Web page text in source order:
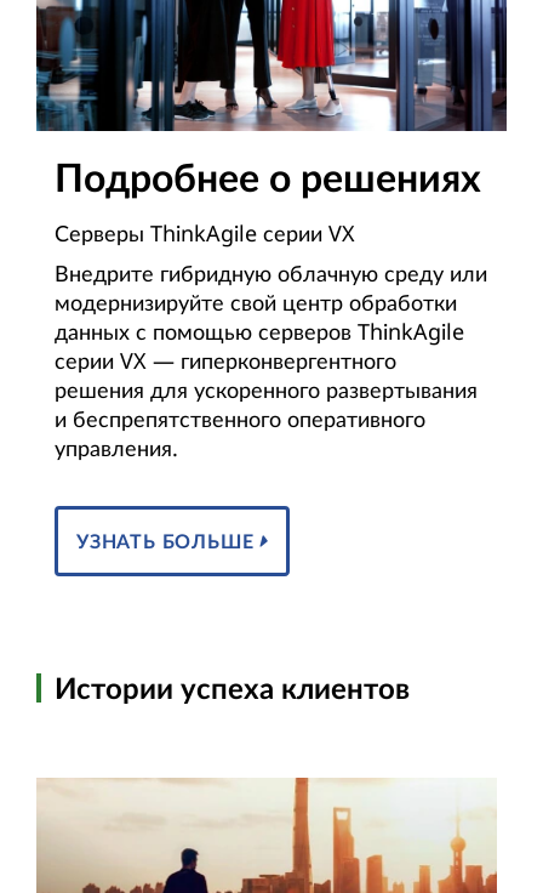
Подробнее о решениях
Серверы ThinkAgile серии VX
Внедрите гибридную облачную среду или
модернизируйте свой центр обработки
данных с помощью серверов ThinkAgile
серии VX — гиперконвергентного
решения для ускоренного развертывания
и беспрепятственного оперативного
управления.
УЗНАТЬ БОЛЬШЕ
Истории успеха клиентов